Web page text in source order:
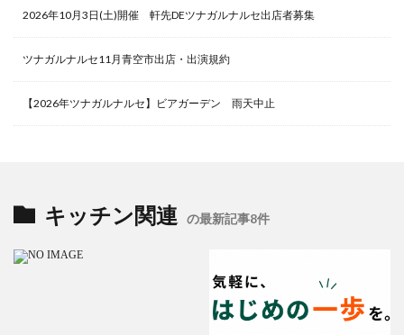
2026年10月3日(土)開催 軒先DEツナガルナルセ出店者募集
ツナガルナルセ11月青空市出店・出演規約
【2026年ツナガルナルセ】ビアガーデン 雨天中止
キッチン関連 の最新記事8件